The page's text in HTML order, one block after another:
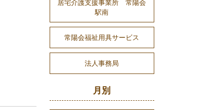
居宅介護支援事業所 常陽会
駅南
常陽会福祉用具サービス
法人事務局
月別